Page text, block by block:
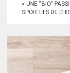
« UNE “BIO”
SPORTIFS DE